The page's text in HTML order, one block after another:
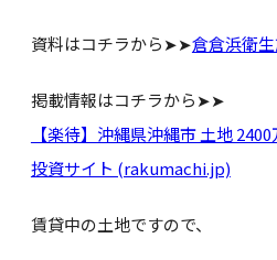
資料はコチラから➤➤倉倉浜衛
掲載情報はコチラから➤➤
【楽待】沖縄県沖縄市 土地
投資サイト (rakumachi.jp)
賃貸中の土地ですので、